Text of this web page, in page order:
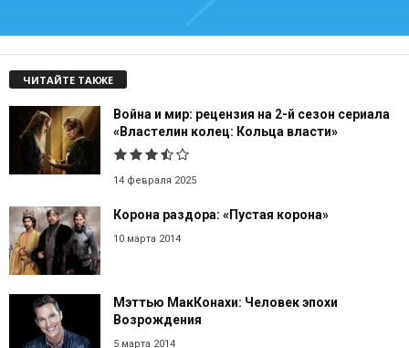
ЧИТАЙТЕ ТАКЖЕ
Война и мир: рецензия на 2-й сезон сериала
«Властелин колец: Кольца власти»
14 февраля 2025
Корона раздора: «Пустая корона»
10 марта 2014
Мэттью МакКонахи: Человек эпохи
Возрождения
5 марта 2014